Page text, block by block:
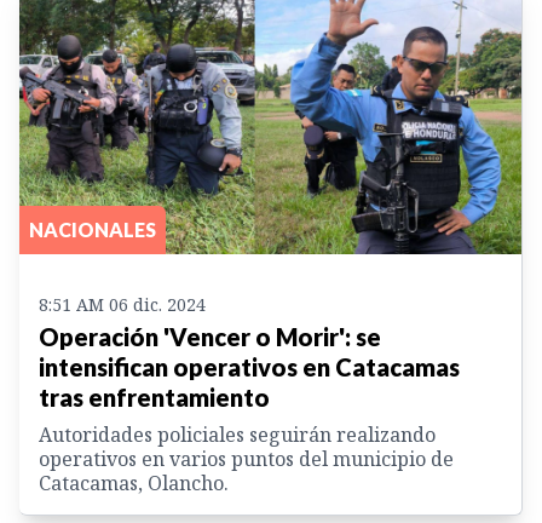
NACIONALES
8:51 AM 06 dic. 2024
Operación 'Vencer o Morir': se
intensifican operativos en Catacamas
tras enfrentamiento
Autoridades policiales seguirán realizando
operativos en varios puntos del municipio de
Catacamas, Olancho.